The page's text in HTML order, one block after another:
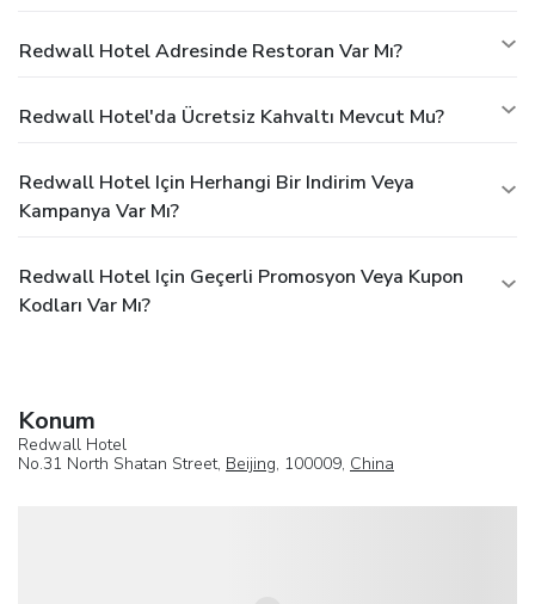
Redwall Hotel Adresinde Restoran Var Mı?
Redwall Hotel'da Ücretsiz Kahvaltı Mevcut Mu?
Redwall Hotel Için Herhangi Bir Indirim Veya
Kampanya Var Mı?
Redwall Hotel Için Geçerli Promosyon Veya Kupon
Kodları Var Mı?
Konum
Redwall Hotel
No.31 North Shatan Street, Beijing, 100009, China